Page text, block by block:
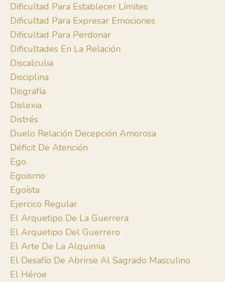
Dificultad Para Establecer Límites
Dificultad Para Expresar Emociones
Dificultad Para Perdonar
Dificultades En La Relación
Discalculia
Disciplina
Disgrafía
Dislexia
Distrés
Duelo Relación Decepción Amorosa
Déficit De Atención
Ego
Egoismo
Egoísta
Ejercico Regular
El Arquetipo De La Guerrera
El Arquetipo Del Guerrero
El Arte De La Alquimia
El Desafío De Abrirse Al Sagrado Masculino
El Héroe